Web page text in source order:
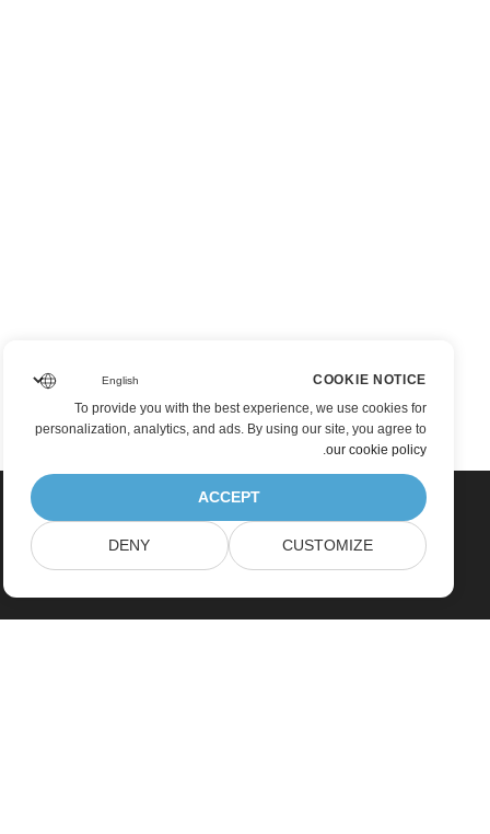
COOKIE NOTICE
To provide you with the best experience, we use cookies for
personalization, analytics, and ads. By using our site, you agree to
our cookie policy
.
ACCEPT
CUSTOMIZE
DENY